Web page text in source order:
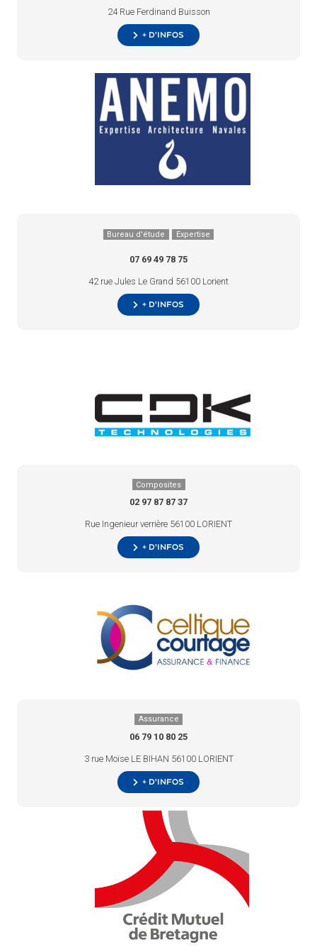
24 Rue Ferdinand Buisson
+ d’infos
Bureau d'étude Expertise
07 69 49 78 75
42 rue Jules Le Grand 56100 Lorient
+ d’infos
Composites
02 97 87 87 37
Rue Ingenieur verrière 56100 LORIENT
+ d’infos
Assurance
06 79 10 80 25
3 rue Moïse LE BIHAN 56100 LORIENT
+ d’infos